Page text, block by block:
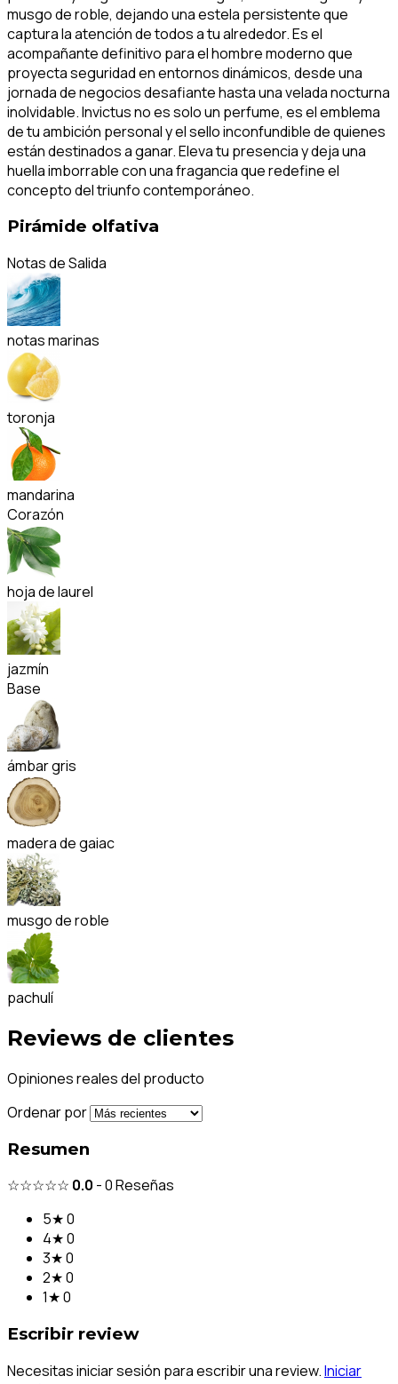
musgo de roble, dejando una estela persistente que
captura la atención de todos a tu alrededor. Es el
acompañante definitivo para el hombre moderno que
proyecta seguridad en entornos dinámicos, desde una
jornada de negocios desafiante hasta una velada nocturna
inolvidable. Invictus no es solo un perfume, es el emblema
de tu ambición personal y el sello inconfundible de quienes
están destinados a ganar. Eleva tu presencia y deja una
huella imborrable con una fragancia que redefine el
concepto del triunfo contemporáneo.
Pirámide olfativa
Notas de Salida
notas marinas
toronja
mandarina
Corazón
hoja de laurel
jazmín
Base
ámbar gris
madera de gaiac
musgo de roble
pachulí
Reviews de clientes
Opiniones reales del producto
Ordenar por
Resumen
☆☆☆☆☆ 0.0 -0Reseñas
5★0
4★0
3★0
2★0
1★0
Escribir review
Necesitas iniciar sesión para escribir una review.Iniciar